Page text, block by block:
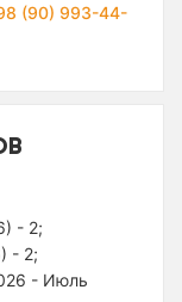
(90) 993-44-
- 2;
- 2;
- Июль